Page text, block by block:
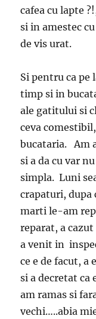
cafea cu lapte
si in amestec
de vis urat.
Si pentru ca
timp si in
ale gatitului si
ceva
bucataria. Am
si a da cu var
simpla. Luni
crapaturi, dupa
marti le-am
reparat, a
a venit in
ce e de facut, a
si a decretat ca
am ramas si
vechi…..abia